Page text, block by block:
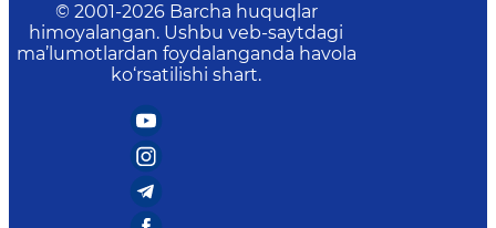
© 2001-2026 Barcha huquqlar
himoyalangan. Ushbu veb-saytdagi
ma’lumotlardan foydalanganda havola
ko‘rsatilishi shart.